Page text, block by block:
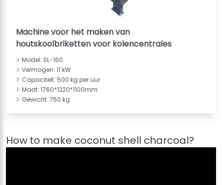
Machine voor het maken van
houtskoolbriketten voor kolencentrales
Model: SL-160
Vermogen: 11 kW
Capaciteit: 500 kg per uur
Maat: 1760*1220*1100mm
Gewicht: 750 kg